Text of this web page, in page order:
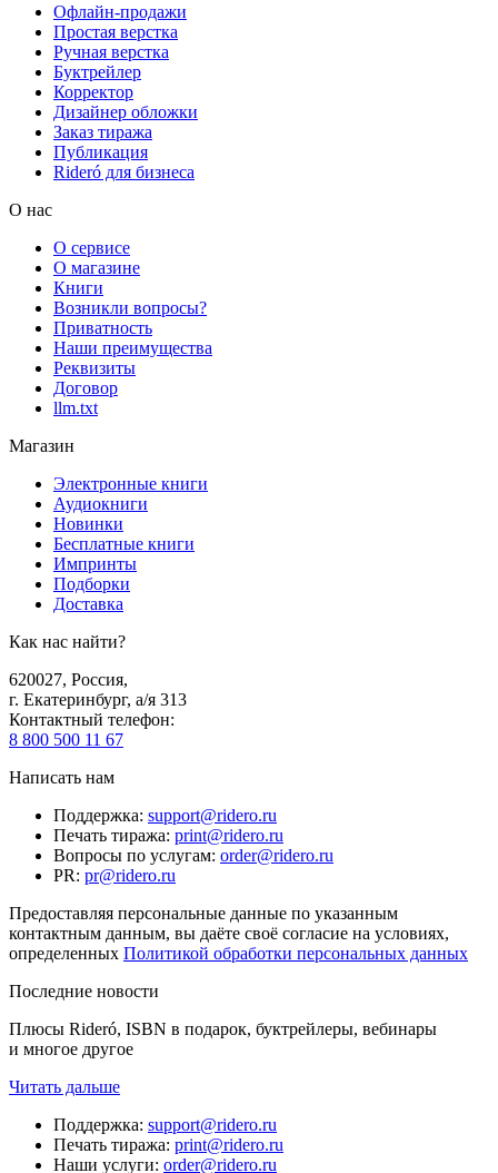
Офлайн-продажи
Простая верстка
Ручная верстка
Буктрейлер
Корректор
Дизайнер обложки
Заказ тиража
Публикация
Rideró для бизнеса
О нас
О сервисе
О магазине
Книги
Возникли вопросы?
Приватность
Наши преимущества
Реквизиты
Договор
llm.txt
Магазин
Электронные книги
Аудиокниги
Новинки
Бесплатные книги
Импринты
Подборки
Доставка
Как нас найти?
620027, Россия,
г. Екатеринбург, а/я 313
Контактный телефон:
8 800 500 11 67
Написать нам
Поддержка: support@ridero.ru
Печать тиража: print@ridero.ru
Вопросы по услугам: order@ridero.ru
PR: pr@ridero.ru
Предоставляя персональные данные по указанным
контактным данным, вы даёте своё согласие на условиях,
определенных Политикой обработки персональных данных
Последние новости
Плюсы Rideró, ISBN в подарок, буктрейлеры, вебинары
и многое другое
Читать дальше
Поддержка: support@ridero.ru
Печать тиража: print@ridero.ru
Наши услуги: order@ridero.ru